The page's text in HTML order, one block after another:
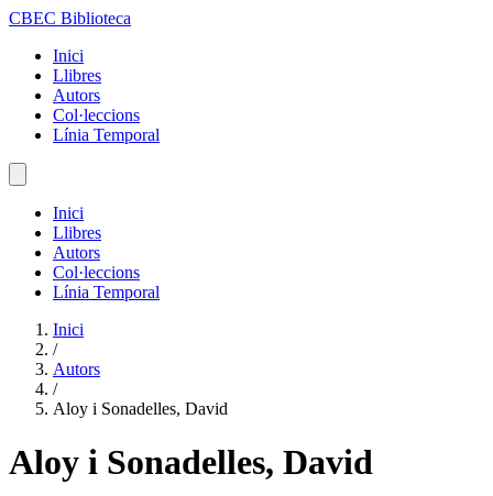
CBEC Biblioteca
Inici
Llibres
Autors
Col·leccions
Línia Temporal
Inici
Llibres
Autors
Col·leccions
Línia Temporal
Inici
/
Autors
/
Aloy i Sonadelles, David
Aloy i Sonadelles, David